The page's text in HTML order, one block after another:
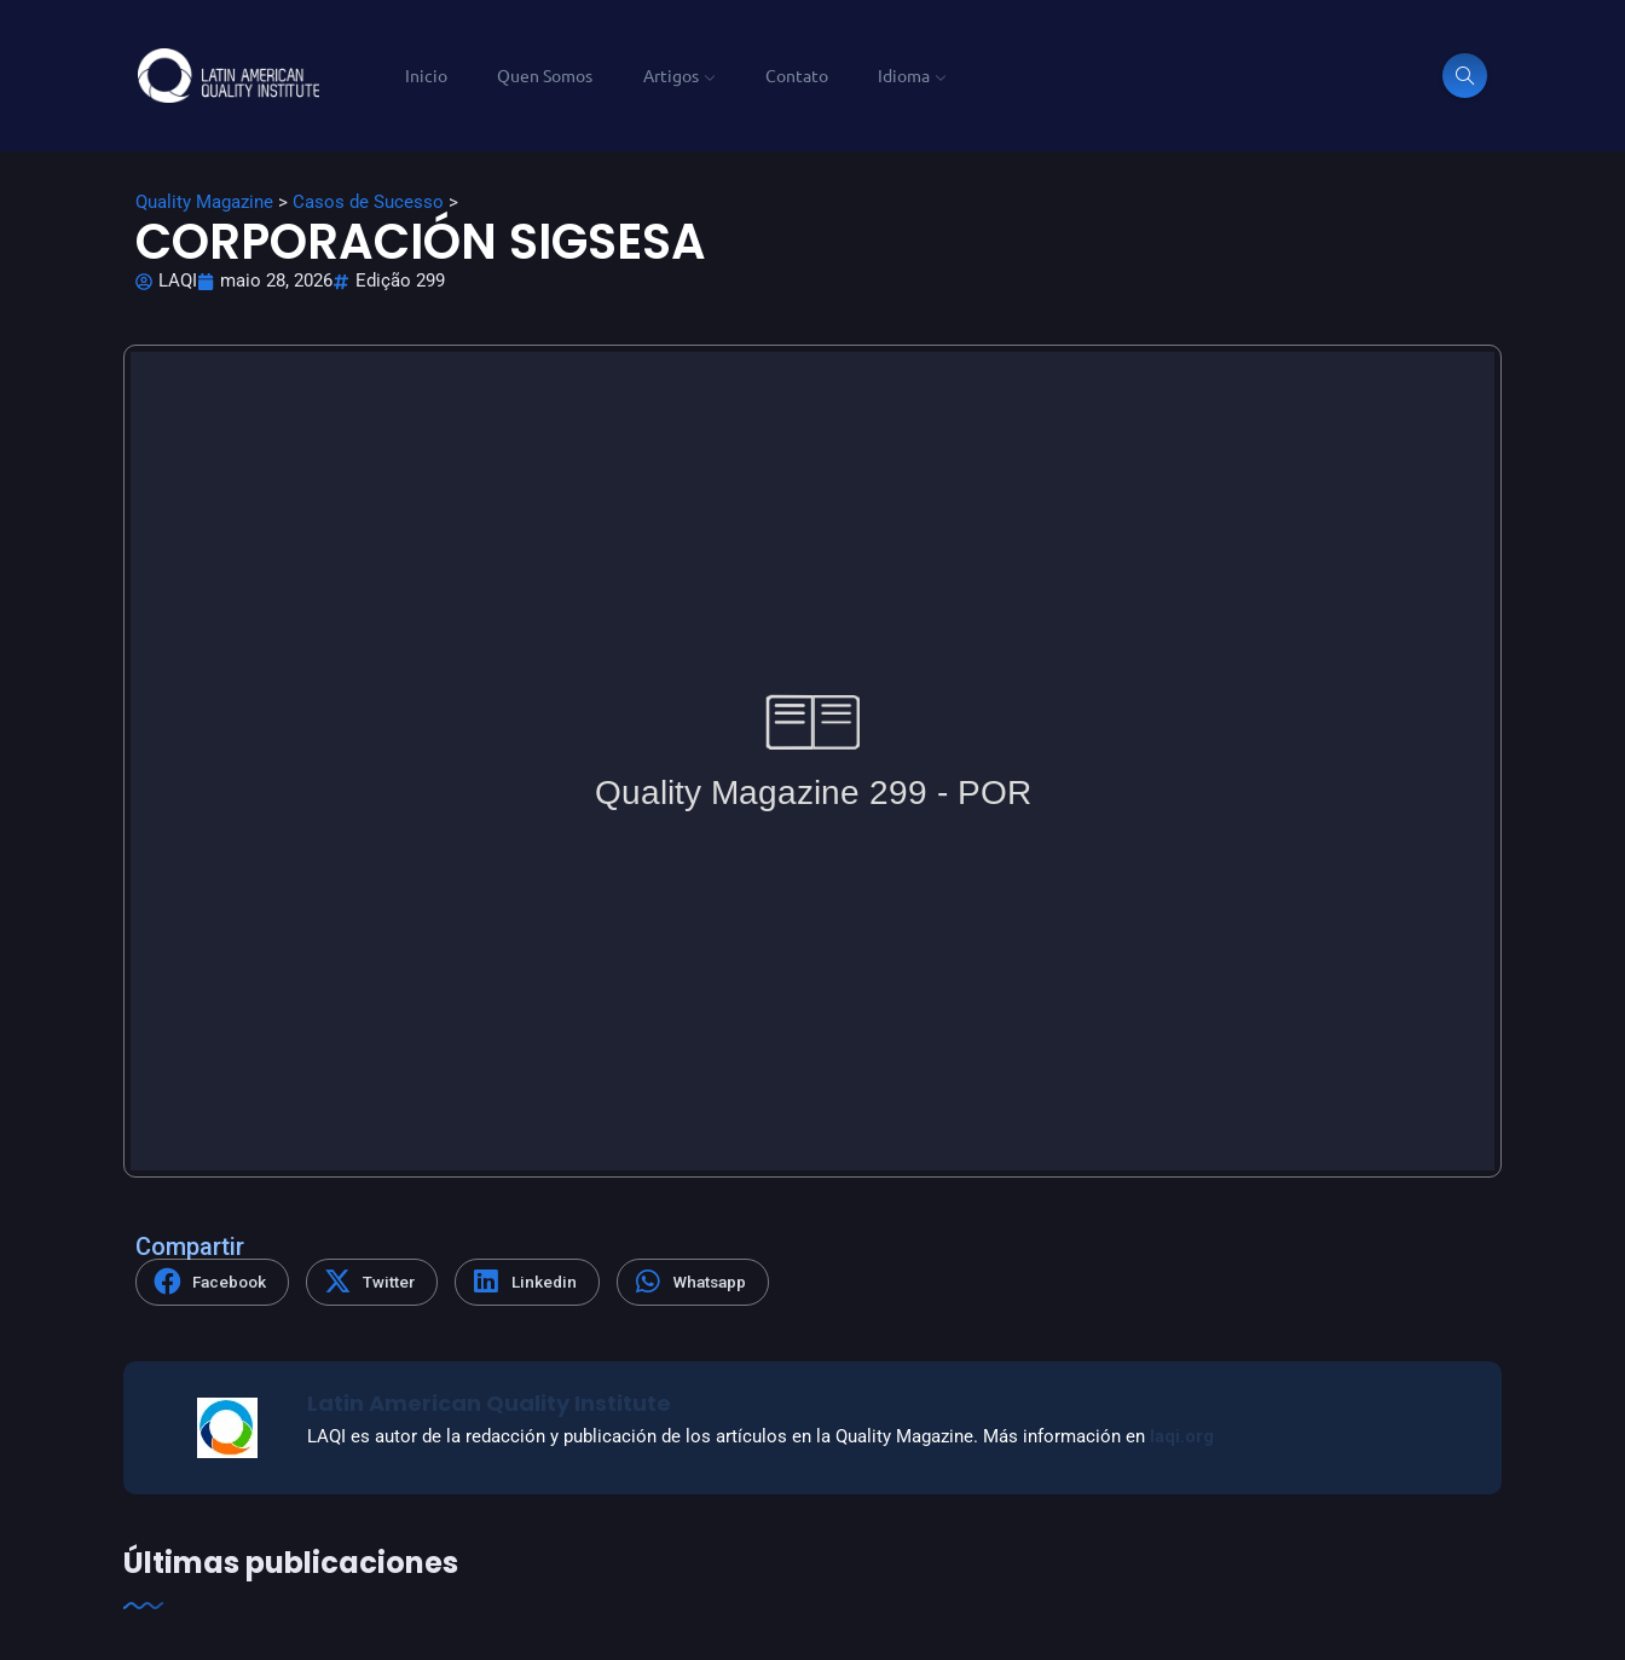
Inicio Quen Somos Artigos Contato Idioma
Quality Magazine > Casos de Sucesso >
CORPORACIÓN SIGSESA
LAQI maio 28, 2026 Edição 299
Compartir
Facebook Twitter Linkedin Whatsapp
LAQI es autor de la redacción y publicación de los artículos en la Quality Magazine. Más información en
Últimas publicaciones